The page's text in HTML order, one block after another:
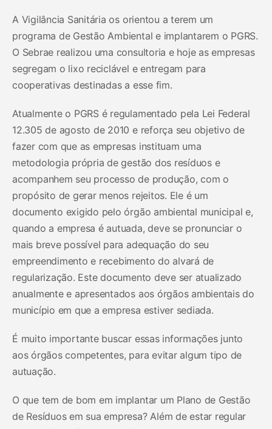
A Vigilância Sanitária os orientou a terem um
programa de Gestão Ambiental e implantarem o PGRS.
O Sebrae realizou uma consultoria e hoje as empresas
segregam o lixo reciclável e entregam para
cooperativas destinadas a esse fim.
Atualmente o PGRS é regulamentado pela Lei Federal
12.305 de agosto de 2010 e reforça seu objetivo de
fazer com que as empresas instituam uma
metodologia própria de gestão dos resíduos e
acompanhem seu processo de produção, com o
propósito de gerar menos rejeitos. Ele é um
documento exigido pelo órgão ambiental municipal e,
quando a empresa é autuada, deve se pronunciar o
mais breve possível para adequação do seu
empreendimento e recebimento do alvará de
regularização. Este documento deve ser atualizado
anualmente e apresentados aos órgãos ambientais do
município em que a empresa estiver sediada.
É muito importante buscar essas informações junto
aos órgãos competentes, para evitar algum tipo de
autuação.
O que tem de bom em implantar um Plano de Gestão
de Resíduos em sua empresa? Além de estar regular